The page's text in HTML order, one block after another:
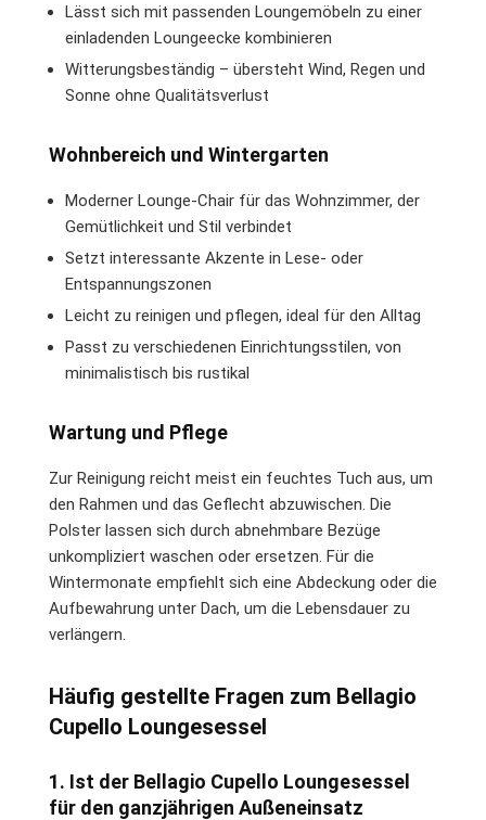
Lässt sich mit passenden Loungemöbeln zu einer
einladenden Loungeecke kombinieren
Witterungsbeständig – übersteht Wind, Regen und
Sonne ohne Qualitätsverlust
Wohnbereich und Wintergarten
Moderner Lounge-Chair für das Wohnzimmer, der
Gemütlichkeit und Stil verbindet
Setzt interessante Akzente in Lese- oder
Entspannungszonen
Leicht zu reinigen und pflegen, ideal für den Alltag
Passt zu verschiedenen Einrichtungsstilen, von
minimalistisch bis rustikal
Wartung und Pflege
Zur Reinigung reicht meist ein feuchtes Tuch aus, um
den Rahmen und das Geflecht abzuwischen. Die
Polster lassen sich durch abnehmbare Bezüge
unkompliziert waschen oder ersetzen. Für die
Wintermonate empfiehlt sich eine Abdeckung oder die
Aufbewahrung unter Dach, um die Lebensdauer zu
verlängern.
Häufig gestellte Fragen zum Bellagio
Cupello Loungesessel
1. Ist der Bellagio Cupello Loungesessel
für den ganzjährigen Außeneinsatz